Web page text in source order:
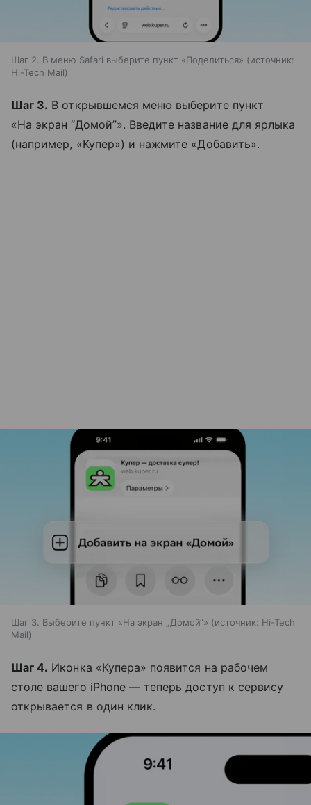
Шаг 2. В меню Safari выберите пункт «Поделиться»
источник:
Hi-Tech Mail
Шаг 3. В открывшемся меню выберите пункт
«На экран “Домой”». Введите название для ярлыка
(например, «Купер») и нажмите «Добавить».
Шаг 3. Выберите пункт «На экран „Домой“» источник: Hi-Tech
Mail
Шаг 4. Иконка «Купера» появится на рабочем
столе вашего iPhone — теперь доступ к сервису
открывается в один клик.